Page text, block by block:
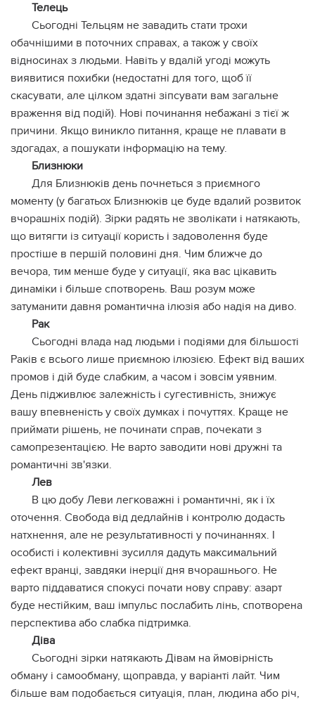
Телець
Сьогодні Тельцям не завадить стати трохи
обачнішими в поточних справах, а також у своїх
відносинах з людьми. Навіть у вдалій угоді можуть
виявитися похибки (недостатні для того, щоб її
скасувати, але цілком здатні зіпсувати вам загальне
враження від подій). Нові починання небажані з тієї ж
причини. Якщо виникло питання, краще не плавати в
здогадах, а пошукати інформацію на тему.
Близнюки
Для Близнюків день почнеться з приємного
моменту (у багатьох Близнюків це буде вдалий розвиток
вчорашніх подій). Зірки радять не зволікати і натякають,
що витягти із ситуації користь і задоволення буде
простіше в першій половині дня. Чим ближче до
вечора, тим менше буде у ситуації, яка вас цікавить
динаміки і більше спотворень. Ваш розум може
затуманити давня романтична ілюзія або надія на диво.
Рак
Сьогодні влада над людьми і подіями для більшості
Раків є всього лише приємною ілюзією. Ефект від ваших
промов і дій буде слабким, а часом і зовсім уявним.
День підживлює залежність і сугестивність, знижує
вашу впевненість у своїх думках і почуттях. Краще не
приймати рішень, не починати справ, почекати з
самопрезентацією. Не варто заводити нові дружні та
романтичні зв'язки.
Лев
В цю добу Леви легковажні і романтичні, як і їх
оточення. Свобода від дедлайнів і контролю додасть
натхнення, але не результативності у починаннях. І
особисті і колективні зусилля дадуть максимальний
ефект вранці, завдяки інерції дня вчорашнього. Не
варто піддаватися спокусі почати нову справу: азарт
буде нестійким, ваш імпульс послабить лінь, спотворена
перспектива або слабка підтримка.
Діва
Сьогодні зірки натякають Дівам на ймовірність
обману і самообману, щоправда, у варіанті лайт. Чим
більше вам подобається ситуація, план, людина або річ,